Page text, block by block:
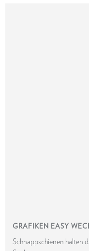
GRAFIKEN EASY
Schnappschienen halten